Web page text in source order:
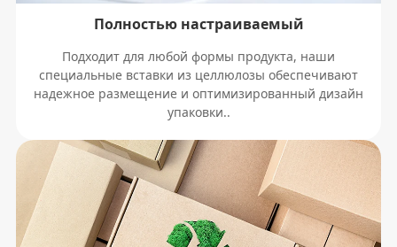
Полностью настраиваемый
Подходит для любой формы продукта, наши
специальные вставки из целлюлозы обеспечивают
надежное размещение и оптимизированный дизайн
упаковки..